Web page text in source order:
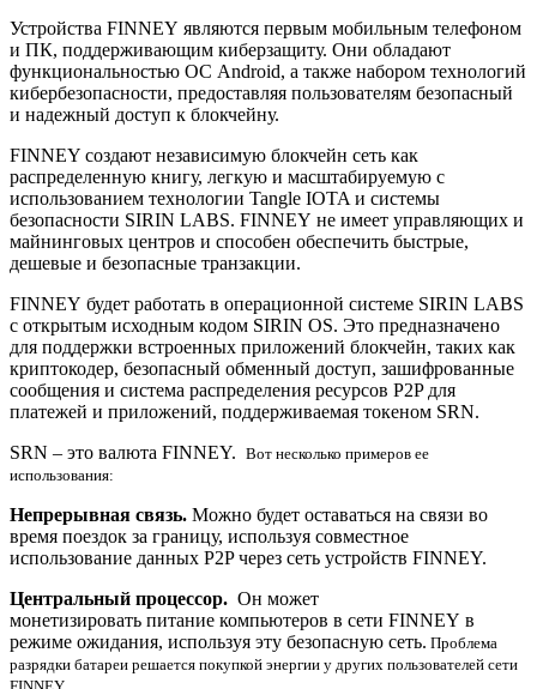
Устройства FINNEY являются первым мобильным телефоном
и ПК, поддерживающим киберзащиту. Они обладают
функциональностью ОС Android, а также набором технологий
кибербезопасности, предоставляя пользователям безопасный
и надежный доступ к блокчейну.
FINNEY создают независимую блокчейн сеть как
распределенную книгу, легкую и масштабируемую с
использованием технологии Tangle IOTA и системы
безопасности SIRIN LABS. FINNEY не имеет управляющих и
майнинговых центров и способен обеспечить быстрые,
дешевые и безопасные транзакции.
FINNEY будет работать в операционной системе SIRIN LABS
с открытым исходным кодом SIRIN OS. Это предназначено
для поддержки встроенных приложений блокчейн, таких как
криптокодер, безопасный обменный доступ, зашифрованные
сообщения и система распределения ресурсов P2P для
платежей и приложений, поддерживаемая токеном SRN.
SRN – это валюта FINNEY. Вот несколько примеров ее
использования:
Непрерывная связь. Можно будет оставаться на связи во
время поездок за границу, используя совместное
использование данных P2P через сеть устройств FINNEY.
Центральный процессор. Он может
монетизировать питание компьютеров в сети FINNEY в
режиме ожидания, используя эту безопасную сеть. Проблема
разрядки батареи решается покупкой энергии у других пользователей сети